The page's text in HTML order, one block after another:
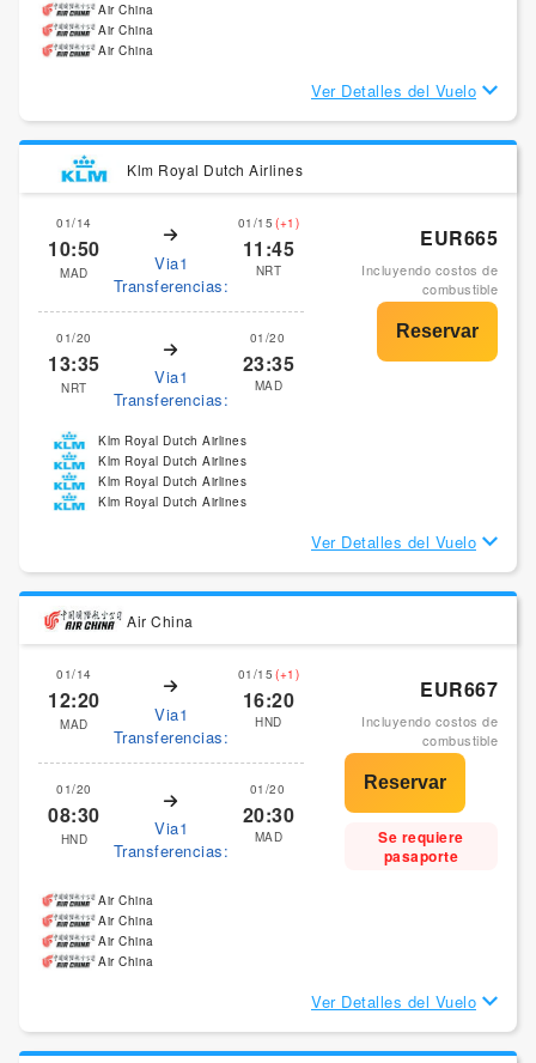
Air China
Air China
Air China
Ver Detalles del Vuelo
Klm Royal Dutch Airlines
01/14
10:50
MAD
Via1
Transferencias:
01/15 (+1)
11:45
NRT
01/20
13:35
NRT
Via1
Transferencias:
01/20
23:35
MAD
EUR665
Incluyendo costos de
combustible
Klm Royal Dutch Airlines
Klm Royal Dutch Airlines
Klm Royal Dutch Airlines
Klm Royal Dutch Airlines
Ver Detalles del Vuelo
Air China
01/14
12:20
MAD
Via1
Transferencias:
01/15 (+1)
16:20
HND
01/20
08:30
HND
Via1
Transferencias:
01/20
20:30
MAD
EUR667
Incluyendo costos de
combustible
Se requiere
pasaporte
Air China
Air China
Air China
Air China
Ver Detalles del Vuelo